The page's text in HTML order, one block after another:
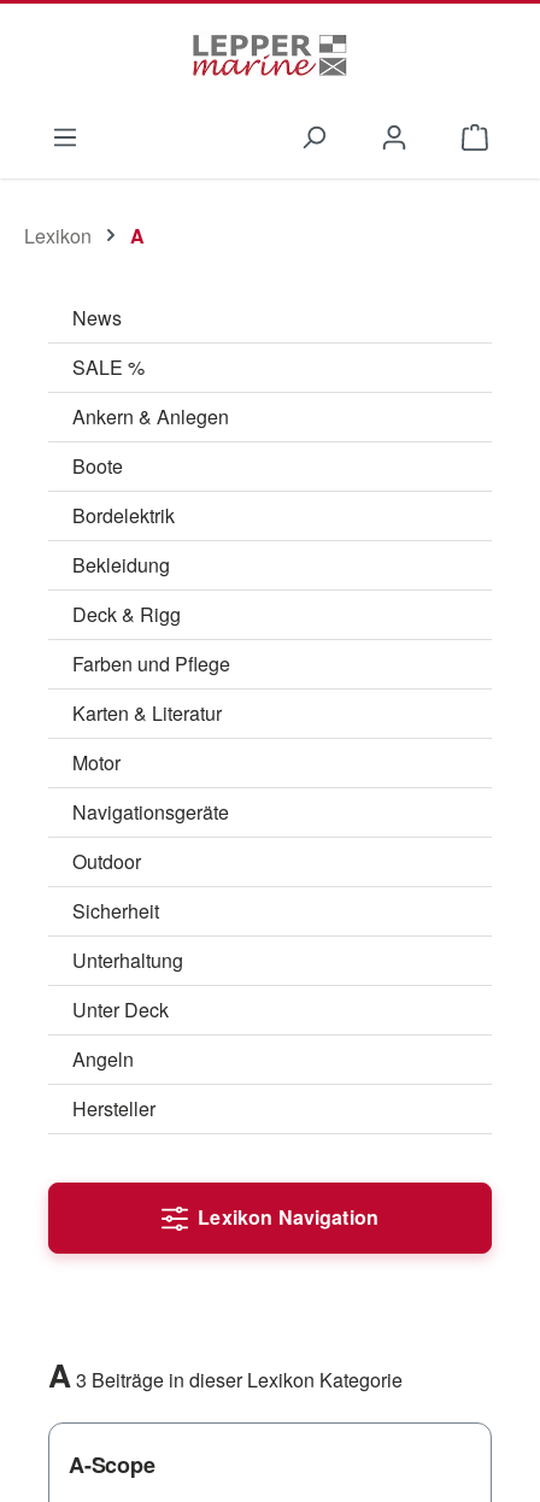
Lexikon A
News
SALE %
Ankern & Anlegen
Boote
Bordelektrik
Bekleidung
Deck & Rigg
Farben und Pflege
Karten & Literatur
Motor
Navigationsgeräte
Outdoor
Sicherheit
Unterhaltung
Unter Deck
Angeln
Hersteller
Lexikon Navigation
A 3 Beiträge in dieser Lexikon Kategorie
A-Scope